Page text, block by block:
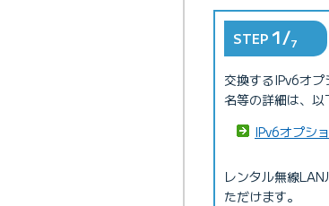
STEP 1/7
交換するIPv6オ
名等の詳細は、以
IPv6オプシ
レンタル無線
ただけます。